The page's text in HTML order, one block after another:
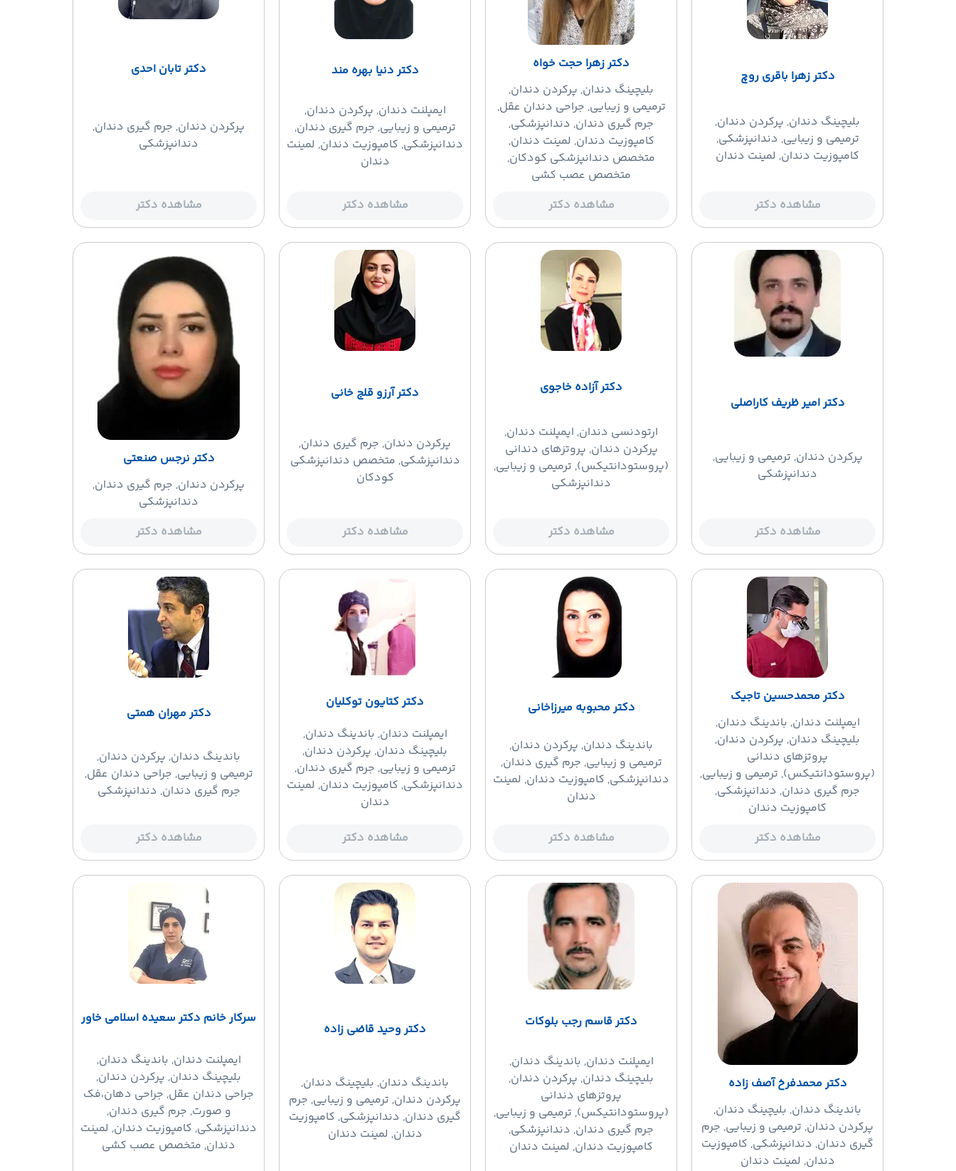
دکتر زهرا باقری روچ
بلیچینگ دندان, پرکردن دندان,
ترمیمی و زیبایی, دندانپزشکی,
کامپوزیت دندان, لمینت دندان
مشاهده دکتر
دکتر زهرا حجت خواه
بلیچینگ دندان, پرکردن دندان,
ترمیمی و زیبایی, جراحی دندان عقل,
جرم گیری دندان, دندانپزشکی,
کامپوزیت دندان, لمینت دندان,
متخصص دندانپزشکی کودکان,
متخصص عصب کشی
مشاهده دکتر
دکتر دنیا بهره مند
ایمپلنت دندان, پرکردن دندان,
ترمیمی و زیبایی, جرم گیری دندان,
دندانپزشکی, کامپوزیت دندان, لمینت
دندان
مشاهده دکتر
دکتر تابان احدی
پرکردن دندان, جرم گیری دندان,
دندانپزشکی
مشاهده دکتر
دکتر امیر ظریف کاراصلی
پرکردن دندان, ترمیمی و زیبایی,
دندانپزشکی
مشاهده دکتر
دکتر آزاده خاجوی
ارتودنسی دندان, ایمپلنت دندان,
پرکردن دندان, پروتزهای دندانی
(پروستودانتیکس), ترمیمی و زیبایی,
دندانپزشکی
مشاهده دکتر
دکتر آرزو قلج خانی
پرکردن دندان, جرم گیری دندان,
دندانپزشکی, متخصص دندانپزشکی
کودکان
مشاهده دکتر
دکتر نرجس صنعتی
پرکردن دندان, جرم گیری دندان,
دندانپزشکی
مشاهده دکتر
دکتر محمدحسین تاجیک
ایمپلنت دندان, باندینگ دندان,
بلیچینگ دندان, پرکردن دندان,
پروتزهای دندانی
(پروستودانتیکس), ترمیمی و زیبایی,
جرم گیری دندان, دندانپزشکی,
کامپوزیت دندان
مشاهده دکتر
دکتر محبوبه میرزاخانی
باندینگ دندان, پرکردن دندان,
ترمیمی و زیبایی, جرم گیری دندان,
دندانپزشکی, کامپوزیت دندان, لمینت
دندان
مشاهده دکتر
دکتر کتایون توکلیان
ایمپلنت دندان, باندینگ دندان,
بلیچینگ دندان, پرکردن دندان,
ترمیمی و زیبایی, جرم گیری دندان,
دندانپزشکی, کامپوزیت دندان, لمینت
دندان
مشاهده دکتر
دکتر مهران همتی
باندینگ دندان, پرکردن دندان,
ترمیمی و زیبایی, جراحی دندان عقل,
جرم گیری دندان, دندانپزشکی
مشاهده دکتر
دکتر محمدفرخ آصف زاده
باندینگ دندان, بلیچینگ دندان,
پرکردن دندان, ترمیمی و زیبایی, جرم
گیری دندان, دندانپزشکی, کامپوزیت
دندان, لمینت دندان
دکتر قاسم رجب بلوکات
ایمپلنت دندان, باندینگ دندان,
بلیچینگ دندان, پرکردن دندان,
پروتزهای دندانی
(پروستودانتیکس), ترمیمی و زیبایی,
جرم گیری دندان, دندانپزشکی,
کامپوزیت دندان, لمینت دندان
دکتر وحید قاضی زاده
باندینگ دندان, بلیچینگ دندان,
پرکردن دندان, ترمیمی و زیبایی, جرم
گیری دندان, دندانپزشکی, کامپوزیت
دندان, لمینت دندان
سرکار خانم دکتر سعیده اسلامی خاور
ایمپلنت دندان, باندینگ دندان,
بلیچینگ دندان, پرکردن دندان,
جراحی دندان عقل, جراحی دهان،فک
و صورت, جرم گیری دندان,
دندانپزشکی, کامپوزیت دندان, لمینت
دندان, متخصص عصب کشی